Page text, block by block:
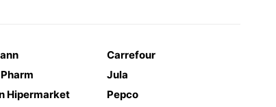
Carrefour
Jula
Hipermarket
Pepco